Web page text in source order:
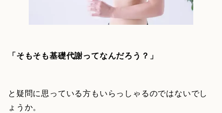
「そもそも基礎代謝ってなんだろう？」
と疑問に思っている方もいらっしゃるのではないでし
ょうか。